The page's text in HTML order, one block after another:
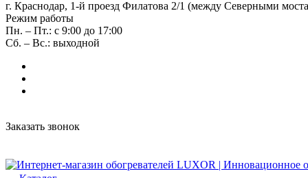
г. Краснодар, 1-й проезд Филатова 2/1 (между Cеверными
Режим работы
Пн. – Пт.: с 9:00 до 17:00
Сб. – Вс.: выходной
Заказать звонок